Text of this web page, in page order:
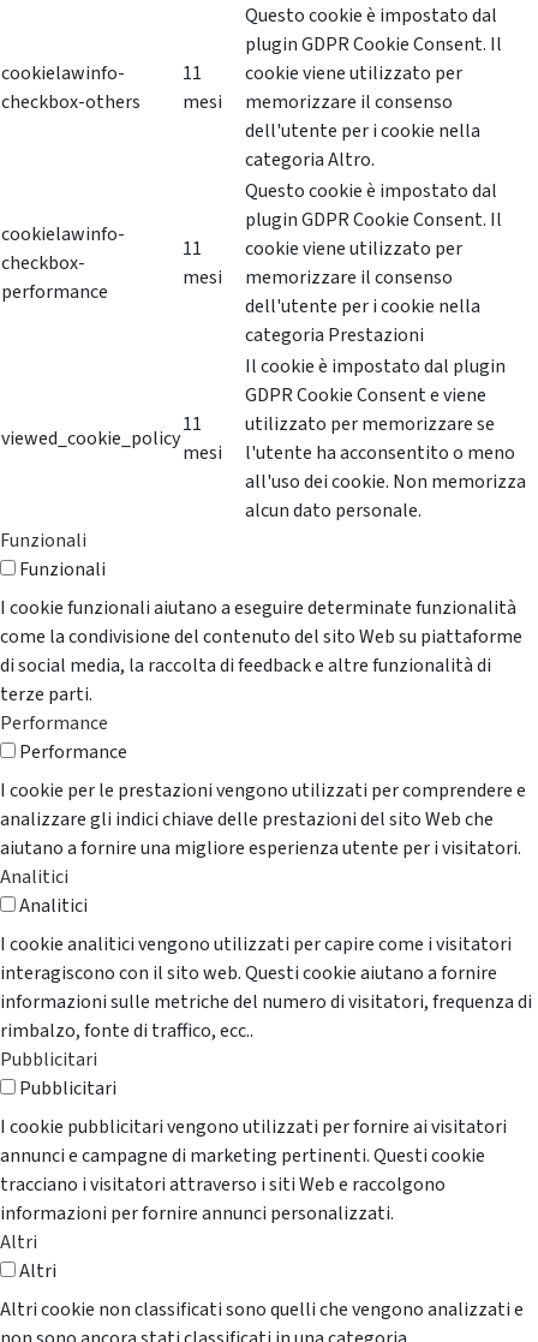
cookielawinfo-
checkbox-others
11
mesi
Questo cookie è impostato dal
plugin GDPR Cookie Consent. Il
cookie viene utilizzato per
memorizzare il consenso
dell'utente per i cookie nella
categoria Altro.
cookielawinfo-
checkbox-
performance
11
mesi
Questo cookie è impostato dal
plugin GDPR Cookie Consent. Il
cookie viene utilizzato per
memorizzare il consenso
dell'utente per i cookie nella
categoria Prestazioni
viewed_cookie_policy
11
mesi
Il cookie è impostato dal plugin
GDPR Cookie Consent e viene
utilizzato per memorizzare se
l'utente ha acconsentito o meno
all'uso dei cookie. Non memorizza
alcun dato personale.
Funzionali
Funzionali
I cookie funzionali aiutano a eseguire determinate funzionalità
come la condivisione del contenuto del sito Web su piattaforme
di social media, la raccolta di feedback e altre funzionalità di
terze parti.
Performance
Performance
I cookie per le prestazioni vengono utilizzati per comprendere e
analizzare gli indici chiave delle prestazioni del sito Web che
aiutano a fornire una migliore esperienza utente per i visitatori.
Analitici
Analitici
I cookie analitici vengono utilizzati per capire come i visitatori
interagiscono con il sito web. Questi cookie aiutano a fornire
informazioni sulle metriche del numero di visitatori, frequenza di
rimbalzo, fonte di traffico, ecc..
Pubblicitari
Pubblicitari
I cookie pubblicitari vengono utilizzati per fornire ai visitatori
annunci e campagne di marketing pertinenti. Questi cookie
tracciano i visitatori attraverso i siti Web e raccolgono
informazioni per fornire annunci personalizzati.
Altri
Altri
Altri cookie non classificati sono quelli che vengono analizzati e